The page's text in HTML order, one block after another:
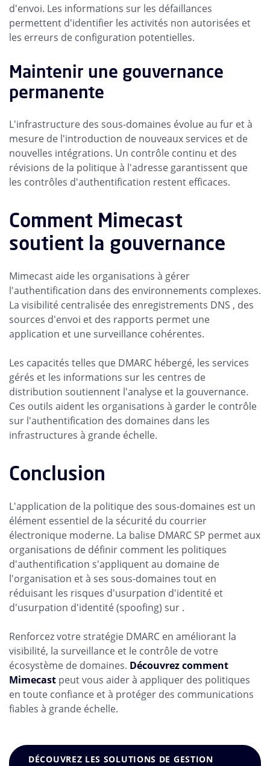
d'envoi. Les informations sur les défaillances
permettent d'identifier les activités non autorisées et
les erreurs de configuration potentielles.
Maintenir une gouvernance
permanente
L'infrastructure des sous-domaines évolue au fur et à
mesure de l'introduction de nouveaux services et de
nouvelles intégrations. Un contrôle continu et des
révisions de la politique à l'adresse garantissent que
les contrôles d'authentification restent efficaces.
Comment Mimecast
soutient la gouvernance
Mimecast aide les organisations à gérer
l'authentification dans des environnements complexes.
La visibilité centralisée des enregistrements DNS , des
sources d'envoi et des rapports permet une
application et une surveillance cohérentes.
Les capacités telles que DMARC hébergé, les services
gérés et les informations sur les centres de
distribution soutiennent l'analyse et la gouvernance.
Ces outils aident les organisations à garder le contrôle
sur l'authentification des domaines dans les
infrastructures à grande échelle.
Conclusion
L'application de la politique des sous-domaines est un
élément essentiel de la sécurité du courrier
électronique moderne. La balise DMARC SP permet aux
organisations de définir comment les politiques
d'authentification s'appliquent au domaine de
l'organisation et à ses sous-domaines tout en
réduisant les risques d'usurpation d'identité et
d'usurpation d'identité (spoofing) sur .
Renforcez votre stratégie DMARC en améliorant la
visibilité, la surveillance et le contrôle de votre
écosystème de domaines. Découvrez comment
Mimecast peut vous aider à appliquer des politiques
en toute confiance et à protéger des communications
fiables à grande échelle.
DÉCOUVREZ LES SOLUTIONS DE GESTION